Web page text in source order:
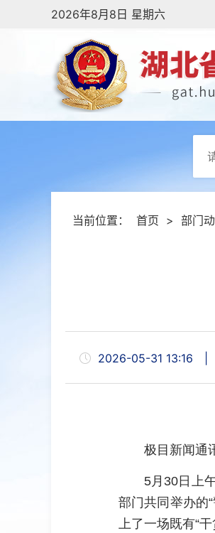
2026年8月8日 星期六
当前位置： 首页 > 部门
2026-05-31 13:16
极目新闻通
5月30日上
部门共同举办的
上了一场既有“